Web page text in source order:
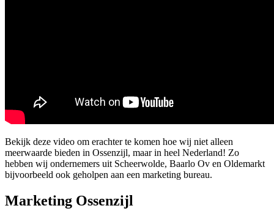
Bekijk deze video om erachter te komen hoe wij niet alleen
meerwaarde bieden in Ossenzijl, maar in heel Nederland! Zo
hebben wij ondernemers uit Scheerwolde, Baarlo Ov en Oldemarkt
bijvoorbeeld ook geholpen aan een marketing bureau.
Marketing Ossenzijl